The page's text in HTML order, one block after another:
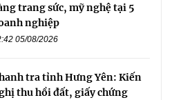
trang sức, mỹ nghệ tại 5
nghiệp
05/08/2026
tra tỉnh Hưng Yên: Kiến
thu hồi đất, giấy chứng